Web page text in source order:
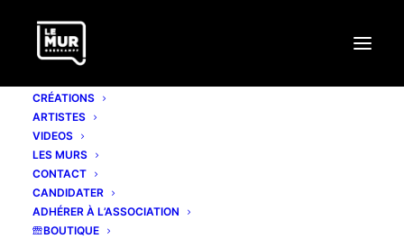
CRÉATIONS
ARTISTES
VIDEOS
LES MURS
CONTACT
CANDIDATER
ADHÉRER À L’ASSOCIATION
BOUTIQUE
MONKEYBIRD
facebook page